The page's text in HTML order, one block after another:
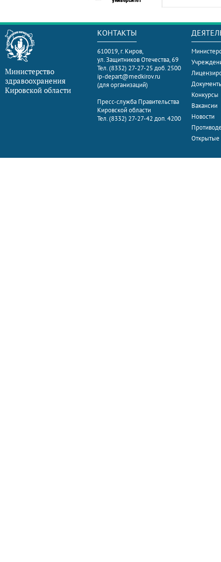
Министерство
здравоохранения
Кировской области
КОНТАКТЫ
610019, г. Киров,
ул. Защитников Отечества, 69
Тел. (8332) 27-27-25 доб. 2500
ip-depart@medkirov.ru
(для организаций)
Пресс-служба Правительства
Кировской области
Тел. (8332) 27-27-42 доп. 4200
Конкурсы
Вакансии
Новости